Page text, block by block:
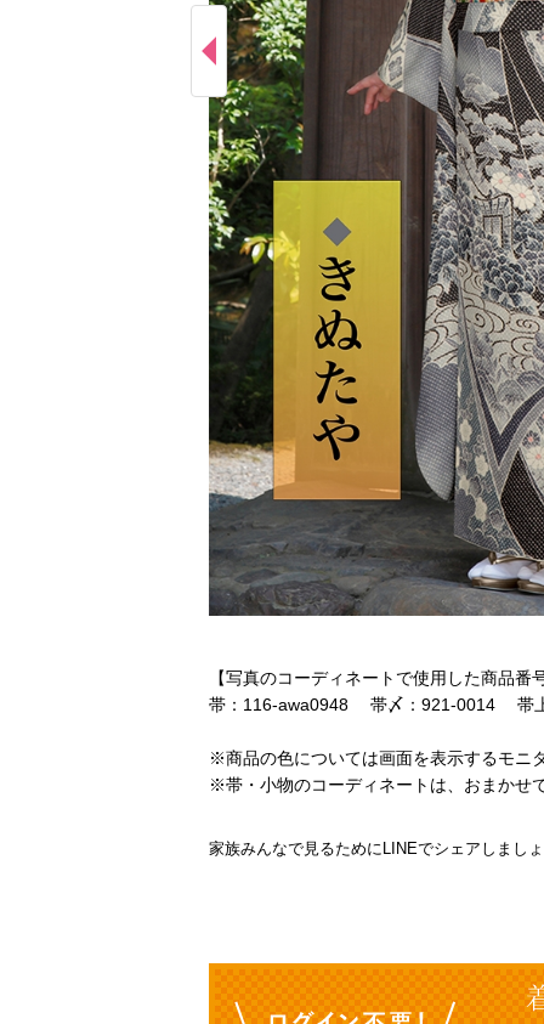
【写真のコーディネートで使用した商品番
帯：116-awa0948 帯〆：921-0014 帯
※商品の色については画面を表示するモニ
※帯・小物のコーディネートは、おまかせ
家族みんなで見るためにLINEでシェアしまし